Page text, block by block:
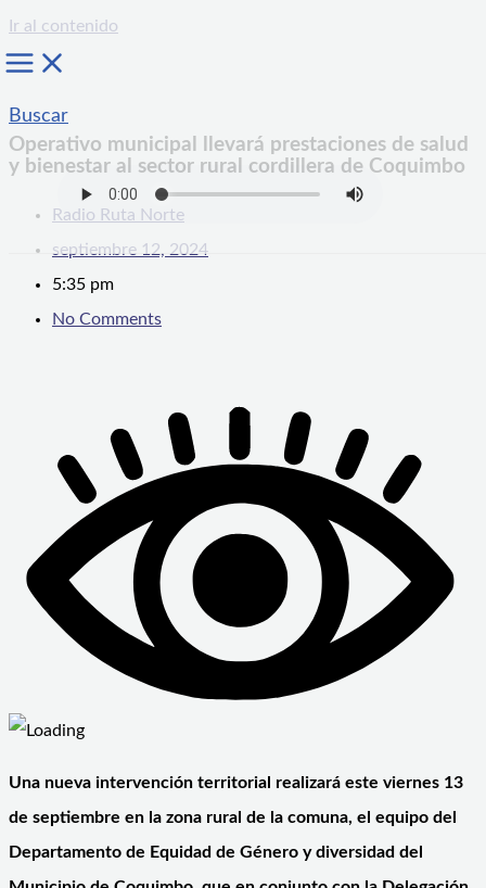
Ir al contenido
Buscar
Operativo municipal llevará prestaciones de salud
y bienestar al sector rural cordillera de Coquimbo
Radio Ruta Norte
septiembre 12, 2024
5:35 pm
No Comments
Una nueva intervención territorial realizará este viernes 13
de septiembre en la zona rural de la comuna, el equipo del
Departamento de Equidad de Género y diversidad del